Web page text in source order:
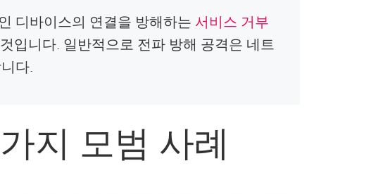
디바이스의 연결을 방해하는 서비스 거부
입니다. 일반적으로 전파 방해 공격은 네트
다.
지 모범 사례